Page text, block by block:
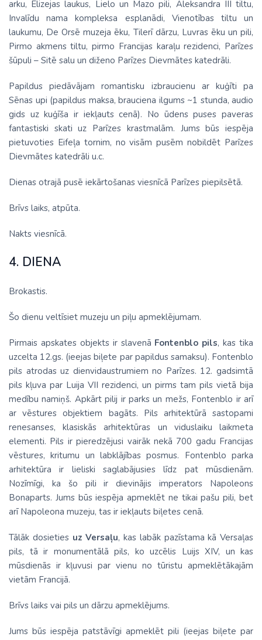
arku, Elizejas laukus, Lielo un Mazo pili, Aleksandra III tiltu,
Invalīdu nama kompleksa esplanādi, Vienotības tiltu un
laukumu, De Orsē muzeja ēku, Tilerī dārzu, Luvras ēku un pili,
Pirmo akmens tiltu, pirmo Francijas karaļu rezidenci, Parīzes
šūpuli – Sitē salu un diženo Parīzes Dievmātes katedrāli.
Papildus piedāvājam romantisku izbraucienu ar kuģīti pa
Sēnas upi (papildus maksa, brauciena ilgums ~1 stunda, audio
gids uz kuģīša ir iekļauts cenā). No ūdens puses paveras
fantastiski skati uz Parīzes krastmalām. Jums būs iespēja
pietuvoties Eifeļa tornim, no visām pusēm nobildēt Parīzes
Dievmātes katedrāli u.c.
Dienas otrajā pusē iekārtošanas viesnīcā Parīzes piepilsētā.
Brīvs laiks, atpūta.
Nakts viesnīcā.
4. DIENA
Brokastis.
Šo dienu veltīsiet muzeju un piļu apmeklējumam.
Pirmais apskates objekts ir slavenā Fontenblo pils, kas tika
uzcelta 12.gs. (ieejas biļete par papildus samaksu). Fontenblo
pils atrodas uz dienvidaustrumiem no Parīzes. 12. gadsimtā
pils kļuva par Luija VII rezidenci, un pirms tam pils vietā bija
medību namiņš. Apkārt pilij ir parks un mežs, Fontenblo ir arī
ar vēstures objektiem bagāts. Pils arhitektūrā sastopami
renesanses, klasiskās arhitektūras un viduslaiku laikmeta
elementi. Pils ir pieredzējusi vairāk nekā 700 gadu Francijas
vēstures, kritumu un labklājības posmus. Fontenblo parka
arhitektūra ir lieliski saglabājusies līdz pat mūsdienām.
Nozīmīgi, ka šo pili ir dievinājis imperators Napoleons
Bonaparts. Jums būs iespēja apmeklēt ne tikai pašu pili, bet
arī Napoleona muzeju, tas ir iekļauts biļetes cenā.
Tālāk dosieties uz Versaļu, kas labāk pazīstama kā Versaļas
pils, tā ir monumentālā pils, ko uzcēlis Luijs XIV, un kas
mūsdienās ir kļuvusi par vienu no tūristu apmeklētākajām
vietām Francijā.
Brīvs laiks vai pils un dārzu apmeklējums.
Jums būs iespēja patstāvīgi apmeklēt pili (ieejas biļete par